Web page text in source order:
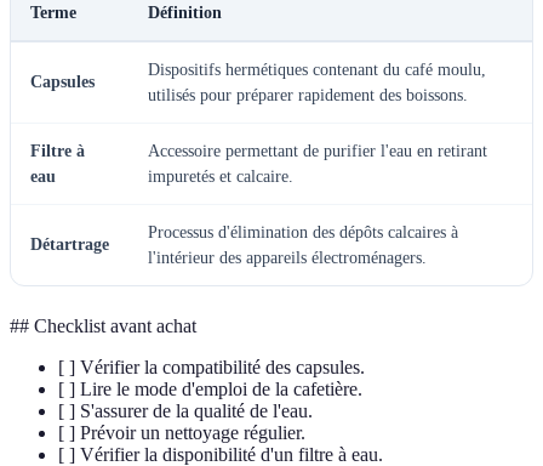
Terme Définition
Capsules
Dispositifs hermétiques contenant du café moulu,
utilisés pour préparer rapidement des boissons.
Filtre à
eau
Accessoire permettant de purifier l'eau en retirant
impuretés et calcaire.
Détartrage
Processus d'élimination des dépôts calcaires à
l'intérieur des appareils électroménagers.
## Checklist avant achat
[ ] Vérifier la compatibilité des capsules.
[ ] Lire le mode d'emploi de la cafetière.
[ ] S'assurer de la qualité de l'eau.
[ ] Prévoir un nettoyage régulier.
[ ] Vérifier la disponibilité d'un filtre à eau.